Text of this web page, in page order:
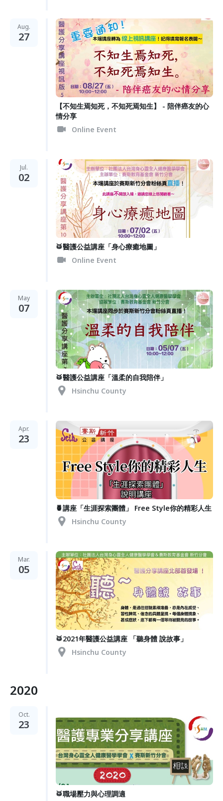
Aug.
27
【不知生焉知死，不知死焉知生】 - 陪伴癌友的心
情分享
Online Event
Jul.
02
🥁醫護公益講座「身心療癒地圖」
Online Event
May
07
🥁醫護公益講座「溫柔的自我陪伴」
Hsinchu County
Apr.
23
🍍講座「生涯探索團體」 Free Style你的精彩人生
Hsinchu County
Mar.
05
🥁2021年醫護公益講座 「聽身體 說故事」
Hsinchu County
2020
Oct.
23
🥁職場壓力與心理調適